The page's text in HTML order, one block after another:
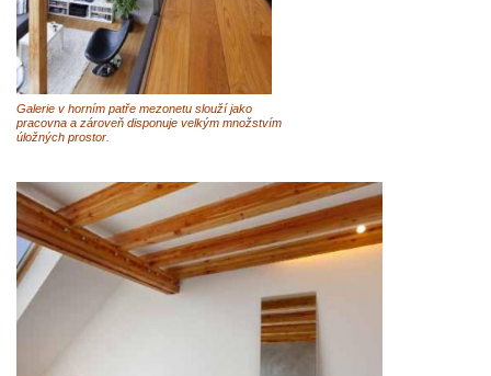
Galerie v horním patře mezonetu slouží jako
pracovna a zároveň disponuje velkým množstvím
úložných prostor.